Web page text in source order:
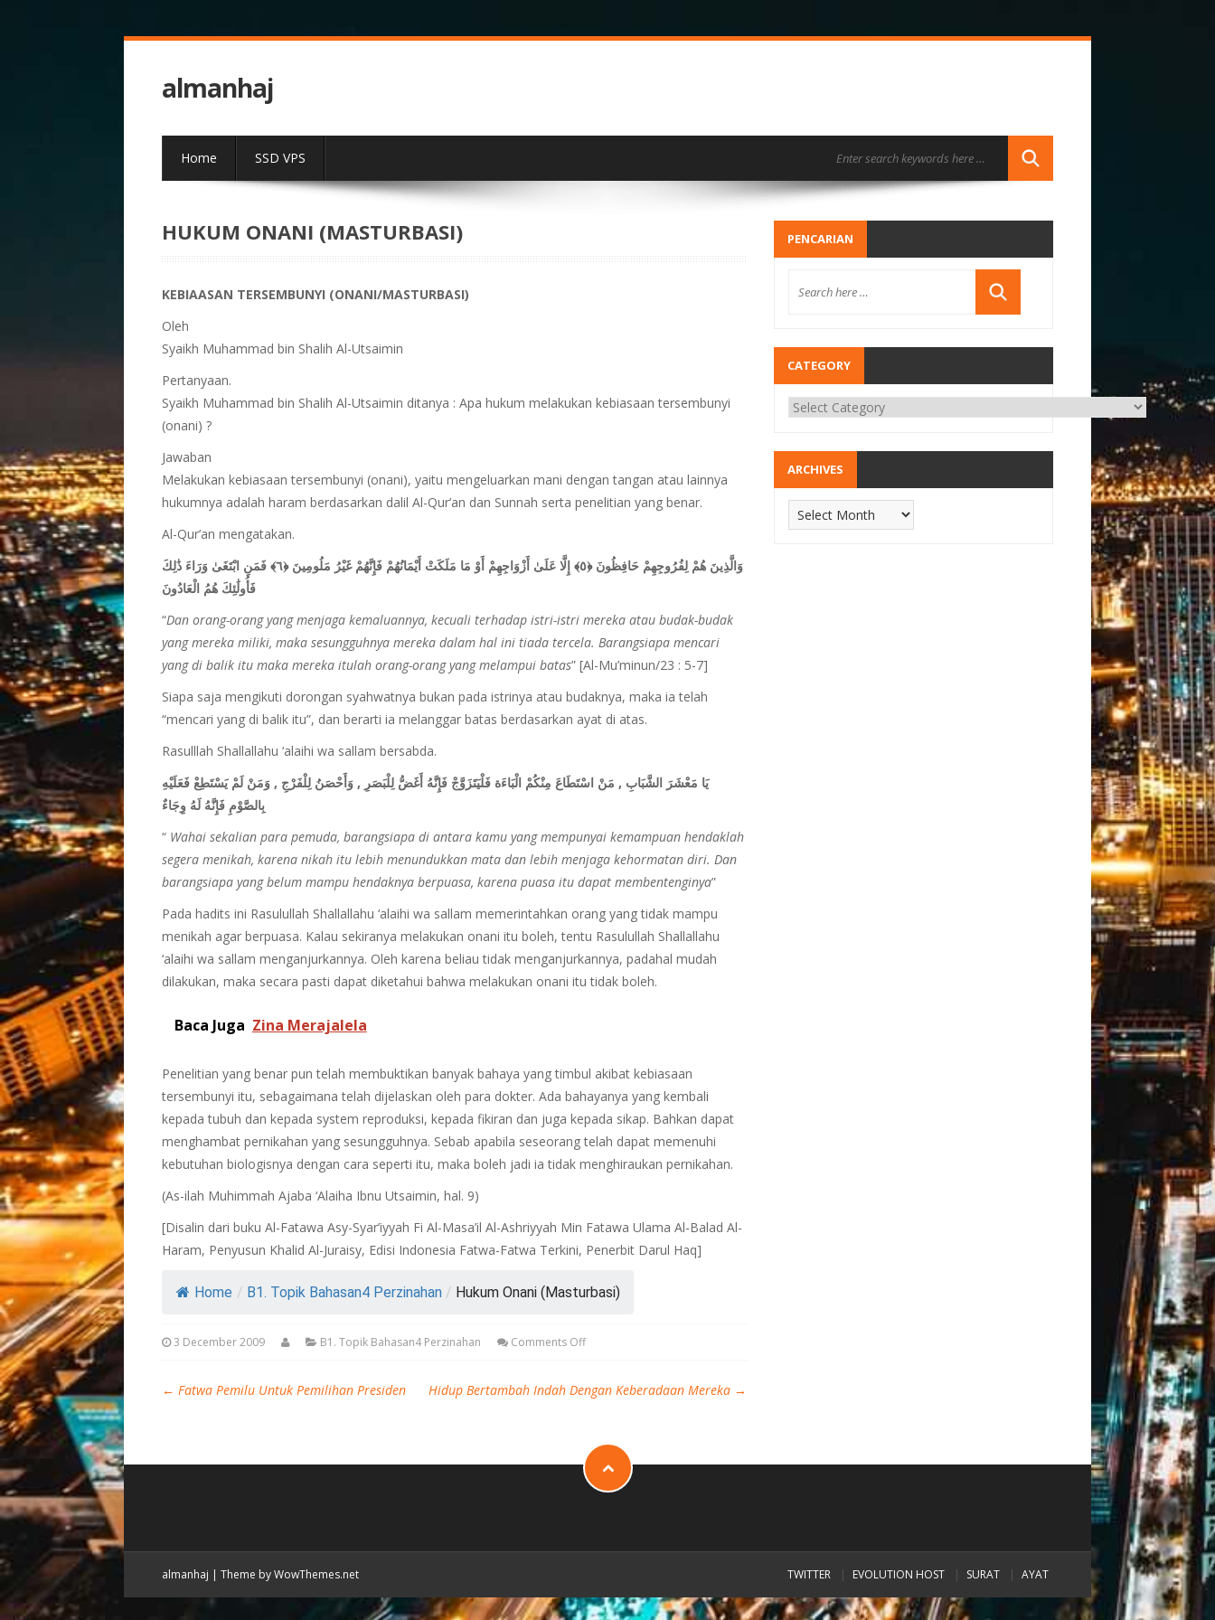
almanhaj
Home SSD VPS
HUKUM ONANI (MASTURBASI)
KEBIAASAN TERSEMBUNYI (ONANI/MASTURBASI)
Oleh
Syaikh Muhammad bin Shalih Al-Utsaimin
Pertanyaan.
Syaikh Muhammad bin Shalih Al-Utsaimin ditanya : Apa hukum melakukan kebiasaan tersembunyi
(onani) ?
Jawaban
Melakukan kebiasaan tersembunyi (onani), yaitu mengeluarkan mani dengan tangan atau lainnya
hukumnya adalah haram berdasarkan dalil Al-Qur’an dan Sunnah serta penelitian yang benar.
Al-Qur’an mengatakan.
وَالَّذِينَ هُمْ لِفُرُوجِهِمْ حَافِظُونَ ﴿٥﴾ إِلَّا عَلَىٰ أَزْوَاجِهِمْ أَوْ مَا مَلَكَتْ أَيْمَانُهُمْ فَإِنَّهُمْ غَيْرُ مَلُومِينَ ﴿٦﴾ فَمَنِ ابْتَغَىٰ وَرَاءَ ذَٰلِكَ
فَأُولَٰئِكَ هُمُ الْعَادُونَ
“Dan orang-orang yang menjaga kemaluannya, kecuali terhadap istri-istri mereka atau budak-budak
yang mereka miliki, maka sesungguhnya mereka dalam hal ini tiada tercela. Barangsiapa mencari
yang di balik itu maka mereka itulah orang-orang yang melampui batas” [Al-Mu’minun/23 : 5-7]
Siapa saja mengikuti dorongan syahwatnya bukan pada istrinya atau budaknya, maka ia telah
“mencari yang di balik itu”, dan berarti ia melanggar batas berdasarkan ayat di atas.
Rasulllah Shallallahu ‘alaihi wa sallam bersabda.
يَا مَعْشَرَ الشَّبَابِ , مَنْ اسْتَطَاعَ مِنْكُمْ الْبَاءَة فَلْيَتَزَوَّجْ فَإِنَّهُ أَغَضُّ لِلْبَصَرِ , وَأَحْصَنُ لِلْفَرْجِ , وَمَنْ لَمْ يَسْتَطِعْ فَعَلَيْهِ
بِالصَّوْمِ فَإِنَّهُ لَهُ وِجَاءٌ
“Wahai sekalian para pemuda, barangsiapa di antara kamu yang mempunyai kemampuan hendaklah
segera menikah, karena nikah itu lebih menundukkan mata dan lebih menjaga kehormatan diri. Dan
barangsiapa yang belum mampu hendaknya berpuasa, karena puasa itu dapat membentenginya”
Pada hadits ini Rasulullah Shallallahu ‘alaihi wa sallam memerintahkan orang yang tidak mampu
menikah agar berpuasa. Kalau sekiranya melakukan onani itu boleh, tentu Rasulullah Shallallahu
‘alaihi wa sallam menganjurkannya. Oleh karena beliau tidak menganjurkannya, padahal mudah
dilakukan, maka secara pasti dapat diketahui bahwa melakukan onani itu tidak boleh.
Baca Juga Zina Merajalela
Penelitian yang benar pun telah membuktikan banyak bahaya yang timbul akibat kebiasaan
tersembunyi itu, sebagaimana telah dijelaskan oleh para dokter. Ada bahayanya yang kembali
kepada tubuh dan kepada system reproduksi, kepada fikiran dan juga kepada sikap. Bahkan dapat
menghambat pernikahan yang sesungguhnya. Sebab apabila seseorang telah dapat memenuhi
kebutuhan biologisnya dengan cara seperti itu, maka boleh jadi ia tidak menghiraukan pernikahan.
(As-ilah Muhimmah Ajaba ‘Alaiha Ibnu Utsaimin, hal. 9)
[Disalin dari buku Al-Fatawa Asy-Syar’iyyah Fi Al-Masa’il Al-Ashriyyah Min Fatawa Ulama Al-Balad Al-
Haram, Penyusun Khalid Al-Juraisy, Edisi Indonesia Fatwa-Fatwa Terkini, Penerbit Darul Haq]
Home / B1. Topik Bahasan4 Perzinahan / Hukum Onani (Masturbasi)
3 December 2009 B1. Topik Bahasan4 Perzinahan Comments Off
← Fatwa Pemilu Untuk Pemilihan Presiden Hidup Bertambah Indah Dengan Keberadaan Mereka →
PENCARIAN
CATEGORY
ARCHIVES
almanhaj | Theme by WowThemes.net TWITTER EVOLUTION HOST SURAT AYAT